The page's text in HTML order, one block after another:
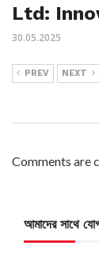
Ltd:
30.05.2025
PREV NEXT
Comments are
আমাদের সাথে